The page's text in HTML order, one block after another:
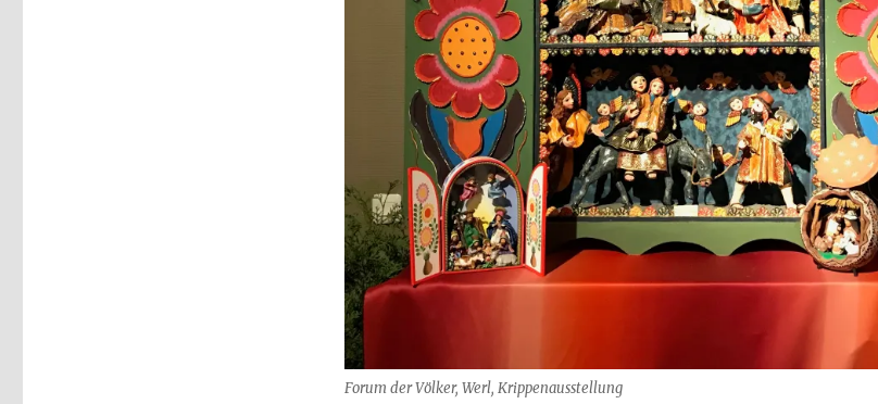
Forum der Völker, Werl, Krippenausstellung